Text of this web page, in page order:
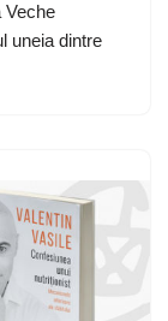
Veche
uneia dintre